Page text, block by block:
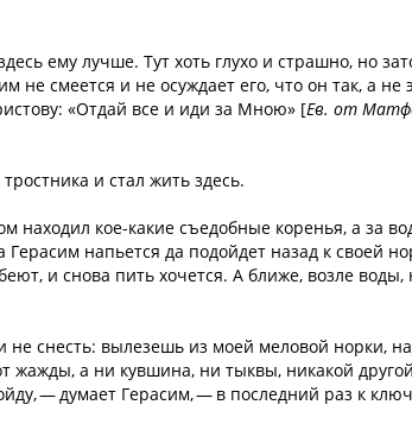
ему лучше. Тут хоть глухо и страшно, но
смеется и не осуждает его, что он так, а не
«Отдай все и иди за Мною» [Ев. от
и стал жить здесь.
находил кое-какие съедобные коренья, а за
напьется да подойдет назад к своей
и снова пить хочется. А ближе, возле воды,
снесть: вылезешь из моей меловой норки,
жажды, а ни кувшина, ни тыквы, никакой другой
— думает Герасим, — в последний раз к